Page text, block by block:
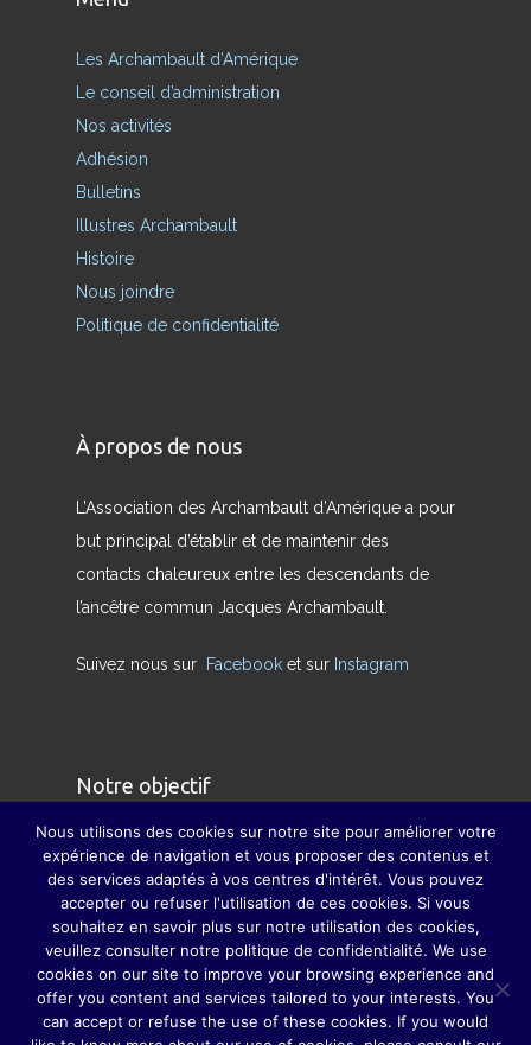
Les Archambault d’Amérique
Le conseil d’administration
Nos activités
Adhésion
Bulletins
Illustres Archambault
Histoire
Nous joindre
Politique de confidentialité
À propos de nous
L’Association des Archambault d’Amérique a pour
but principal d’établir et de maintenir des
contacts chaleureux entre les descendants de
l’ancêtre commun Jacques Archambault.
Suivez nous sur Facebook et sur Instagram
Notre objectif
Nous avons pour but de redonner son sens
véritable à la famille et à pallier, dans la mesure
du possible, la disparition des grandes fêtes de
famille, grâce auxquelles parents, grands-
parents, sœurs, frères, oncles, tantes, cousins et
cousines ne se perdaient guère de vue.
Nous utilisons des cookies sur notre site pour améliorer votre
expérience de navigation et vous proposer des contenus et
des services adaptés à vos centres d'intérêt. Vous pouvez
accepter ou refuser l'utilisation de ces cookies. Si vous
souhaitez en savoir plus sur notre utilisation des cookies,
veuillez consulter notre politique de confidentialité. We use
cookies on our site to improve your browsing experience and
offer you content and services tailored to your interests. You
can accept or refuse the use of these cookies. If you would